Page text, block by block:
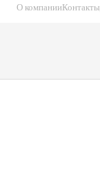
О компанииКонтакты